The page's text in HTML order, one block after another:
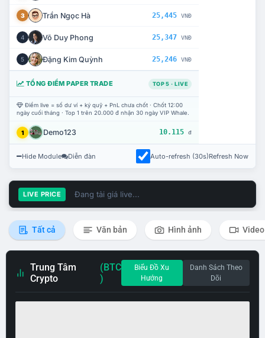
3 Trần Ngọc Hà 25,445 VNĐ
4 Võ Duy Phong 25,347 VNĐ
5 Đặng Kim Quỳnh 25,246 VNĐ
TỔNG ĐIỂM PAPER TRADE TOP 5 · LIVE
Điểm live = số dư ví + ký quỹ + PnL chưa chốt · Chốt 12:00
ngày cuối tháng · Top 1 trên 20.000 đ nhận 30 ngày VIP Whale.
1 Demo123 10.115 đ
Hide Module Diễn đàn Auto-refresh (30s)Refresh Now
LIVE PRICE Đang tải giá live...
Tất cả Văn bản Hình ảnh Video
Trung Tâm
Crypto
(BTC
)
Biểu Đồ Xu
Hướng
Danh Sách Theo
Dõi